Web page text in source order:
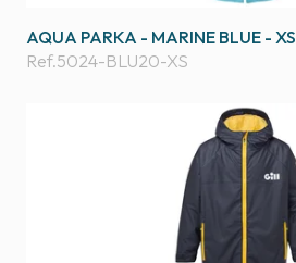
AQUA PARKA - MARINE BLUE - XS
Ref.5024-BLU20-XS